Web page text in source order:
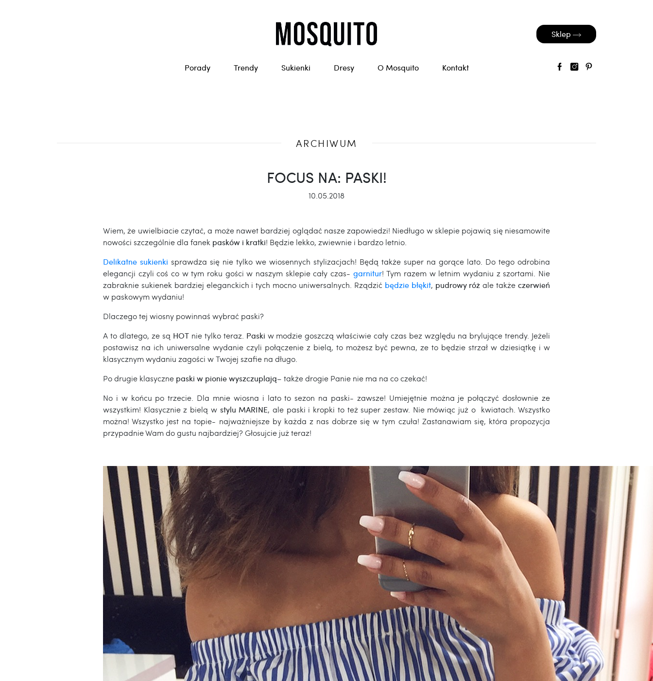
Sklep
Porady Trendy Sukienki Dresy O Mosquito Kontakt
ARCHIWUM
FOCUS NA: PASKI!
10.05.2018
Wiem, że uwielbiacie czytać, a może nawet bardziej oglądać nasze zapowiedzi! Niedługo w sklepie pojawią się niesamowite
nowości szczególnie dla fanek pasków i kratki! Będzie lekko, zwiewnie i bardzo letnio.
Delikatne sukienki sprawdza się nie tylko we wiosennych stylizacjach! Będą także super na gorące lato. Do tego odrobina
elegancji czyli coś co w tym roku gości w naszym sklepie cały czas- garnitur! Tym razem w letnim wydaniu z szortami. Nie
zabraknie sukienek bardziej eleganckich i tych mocno uniwersalnych. Rządzić będzie błękit, pudrowy róż ale także czerwień
w paskowym wydaniu!
Dlaczego tej wiosny powinnaś wybrać paski?
A to dlatego, ze są HOTnie tylko teraz. Paski w modzie goszczą właściwie cały czas bez względu na brylujące trendy. Jeżeli
postawisz na ich uniwersalne wydanie czyli połączenie z bielą, to możesz być pewna, ze to będzie strzał w dziesiątkę i w
klasycznym wydaniu zagości w Twojej szafie na długo.
Po drugie klasyczne paski w pionie wyszczuplają– także drogie Panie nie ma na co czekać!
No i w końcu po trzecie. Dla mnie wiosna i lato to sezon na paski- zawsze! Umiejętnie można je połączyć dosłownie ze
wszystkim! Klasycznie z bielą w stylu MARINE, ale paski i kropki to też super zestaw. Nie mówiąc już o kwiatach. Wszystko
można! Wszystko jest na topie- najważniejsze by każda z nas dobrze się w tym czuła! Zastanawiam się, która propozycja
przypadnie Wam do gustu najbardziej? Głosujcie już teraz!